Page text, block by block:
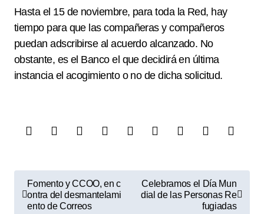
Hasta el 15 de noviembre, para toda la Red, hay
tiempo para que las compañeras y compañeros
puedan adscribirse al acuerdo alcanzado. No
obstante, es el Banco el que decidirá en última
instancia el acogimiento o no de dicha solicitud.
a
Fomento y CCOO, en c
ontra del desmantelami
ento de Correos
Celebramos el Día Mun
dial de las Personas Re
fugiadas